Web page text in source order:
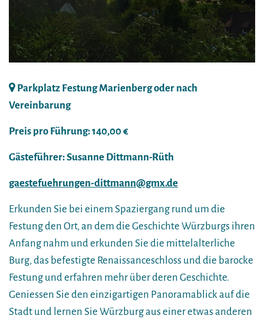
Parkplatz Festung Marienberg oder nach
Vereinbarung
Preis pro Führung: 140,00 €
Gästeführer: Susanne Dittmann-Rüth
gaestefuehrungen-dittmann@gmx.de
Erkunden Sie bei einem Spaziergang rund um die
Festung den Ort, an dem die Geschichte Würzburgs ihren
Anfang nahm und erkunden Sie die mittelalterliche
Burg, das befestigte Renaissanceschloss und die barocke
Festung und erfahren mehr über deren Geschichte.
Geniessen Sie den einzigartigen Panoramablick auf die
Stadt und lernen Sie Würzburg aus einer etwas anderen